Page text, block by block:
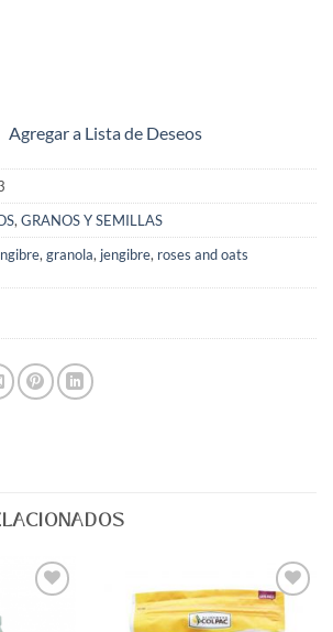
Agregar a Lista de Deseos
, GRANOS Y SEMILLAS
, granola, jengibre, roses and oats
Agregar
a Lista